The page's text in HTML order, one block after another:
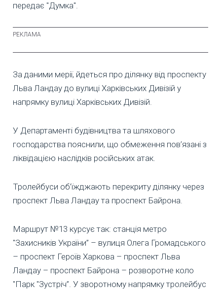
передає "Думка".
За даними мерії, йдеться про ділянку від проспекту
Льва Ландау до вулиці Харківських Дивізій у
напрямку вулиці Харківських Дивізій.
У Департаменті будівництва та шляхового
господарства пояснили, що обмеження пов’язані з
ліквідацією наслідків російських атак.
Тролейбуси об’їжджають перекриту ділянку через
проспект Льва Ландау та проспект Байрона.
Маршрут №13 курсує так: станція метро
"Захисників України” – вулиця Олега Громадського
– проспект Героїв Харкова – проспект Льва
Ландау – проспект Байрона – розворотне коло
"Парк "Зустріч”. У зворотному напрямку тролейбус